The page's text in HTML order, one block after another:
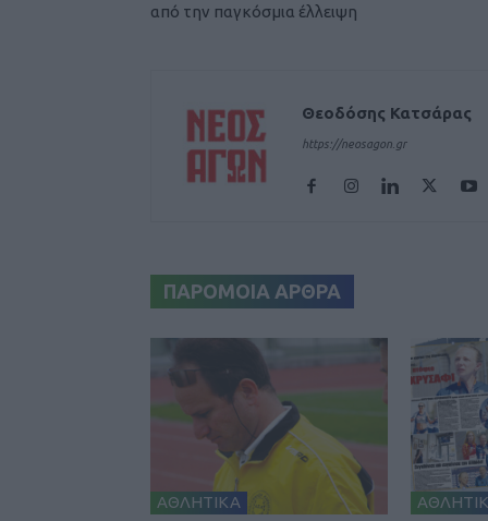
από την παγκόσμια έλλειψη
Θεοδόσης Κατσάρας
https://neosagon.gr
ΠΑΡΟΜΟΙΑ ΑΡΘΡΑ
ΑΘΛΗΤΙΚΑ